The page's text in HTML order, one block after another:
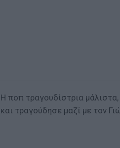
Η ποπ τραγουδίστρια
και τραγούδησε μαζί με τον